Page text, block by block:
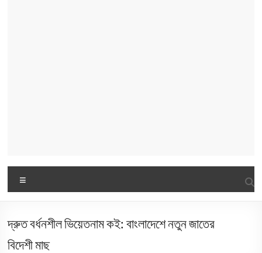
দ্রুত বর্ধনশীল ভিয়েতনাম কই: বাংলাদেশে নতুন জাতের
বিদেশী মাছ